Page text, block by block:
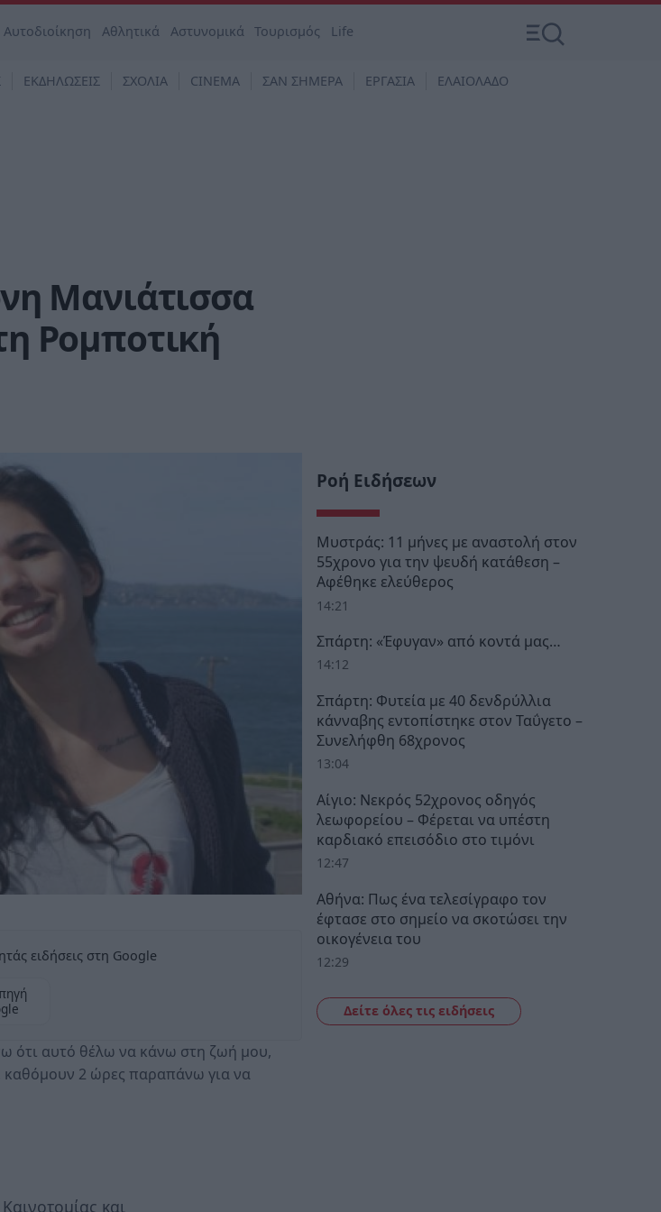
Αυτοδιοίκηση Αθλητικά Αστυνομικά Τουρισμός Life
ΕΚΔΗΛΩΣΕΙΣ ΣΧΟΛΙΑ CINEMA ΣΑΝ ΣΗΜΕΡΑ ΕΡΓΑΣΙΑ ΕΛΑΙΟΛΑΔΟ
Μανιάτισσα
Ρομποτική
ειδήσεις στη Google
ότι αυτό θέλω να κάνω στη ζωή μου,
καθόμουν 2 ώρες παραπάνω για να
και
Ροή Ειδήσεων
Μυστράς: 11 μήνες με αναστολή στον
55χρονο για την ψευδή κατάθεση –
Αφέθηκε ελεύθερος
14:21
Σπάρτη: «Έφυγαν» από κοντά μας…
14:12
Σπάρτη: Φυτεία με 40 δενδρύλλια
κάνναβης εντοπίστηκε στον Ταΰγετο –
Συνελήφθη 68χρονος
13:04
Αίγιο: Νεκρός 52χρονος οδηγός
λεωφορείου – Φέρεται να υπέστη
καρδιακό επεισόδιο στο τιμόνι
12:47
Αθήνα: Πως ένα τελεσίγραφο τον
έφτασε στο σημείο να σκοτώσει την
οικογένεια του
12:29
Δείτε όλες τις ειδήσεις